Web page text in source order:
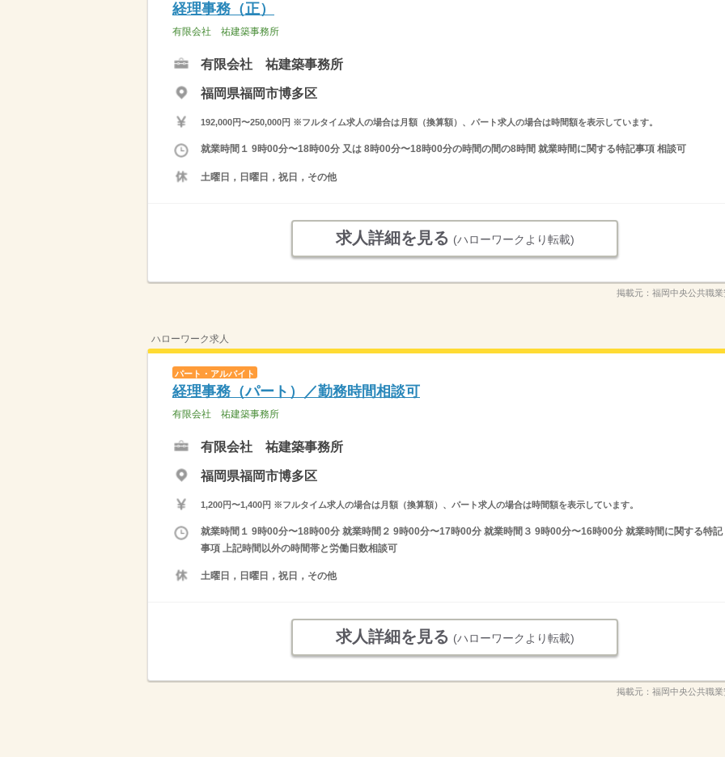
経理事務（正）
有限会社 祐建築事務所
有限会社 祐建築事務所
福岡県福岡市博多区
192,000円〜250,000円 ※フルタイム求人の場合は月額（換算額）、パート求人の場合は時間額を表示しています。
就業時間１ 9時00分〜18時00分 又は 8時00分〜18時00分の時間の間の8時間 就業時間に関する特記事項 相談可
土曜日，日曜日，祝日，その他
求人詳細を見る (ハローワークより転載)
掲載元： 福岡中央公共職
ハローワーク求人
パート・アルバイト
経理事務（パート）／勤務時間相談可
有限会社 祐建築事務所
有限会社 祐建築事務所
福岡県福岡市博多区
1,200円〜1,400円 ※フルタイム求人の場合は月額（換算額）、パート求人の場合は時間額を表示しています。
就業時間１ 9時00分〜18時00分 就業時間２ 9時00分〜17時00分 就業時間３ 9時00分〜16時00分 就業時間に関する特記
事項 上記時間以外の時間帯と労働日数相談可
土曜日，日曜日，祝日，その他
求人詳細を見る (ハローワークより転載)
掲載元： 福岡中央公共職